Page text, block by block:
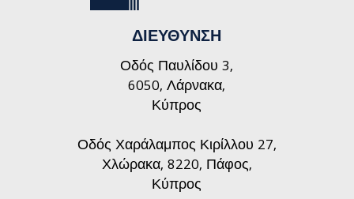
ΔΙΕΥΘΥΝΣΗ
Οδός Παυλίδου 3,
6050, Λάρνακα,
Κύπρος
Οδός Χαράλαμπος Κιρίλλου 27,
Χλώρακα, 8220, Πάφος,
Κύπρος